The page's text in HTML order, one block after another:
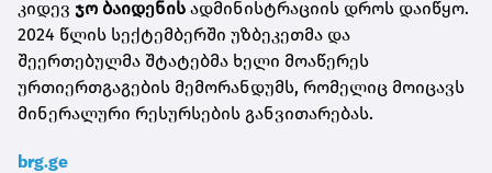
კიდევ ჯო ბაიდენის ადმინისტრაციის დროს დაიწყო.
2024 წლის სექტემბერში უზბეკეთმა და
შეერთებულმა შტატებმა ხელი მოაწერეს
ურთიერთგაგების მემორანდუმს, რომელიც მოიცავს
მინერალური რესურსების განვითარებას.
brg.ge